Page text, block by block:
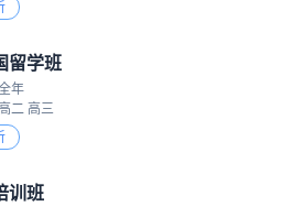
留学班
年
二 高三
训班